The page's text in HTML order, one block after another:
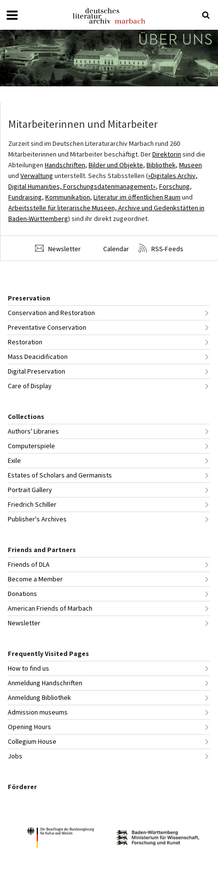
Deutsches
Literaturarchiv
Marbach
Mitarbeiterinnen und Mitarbeiter
Zurzeit sind im Deutschen Literaturarchiv Marbach rund 260
Mitarbeiterinnen und Mitarbeiter beschäftigt. DerDirektorin sind die
Abteilungen Handschriften, Bilder und Objekte, Bibliothek, Museen
und Verwaltung unterstellt. Sechs Stabsstellen (»Digitales Archiv,
Digital Humanities, Forschungsdatenmanagement«, Forschung,
Fundraising, Kommunikation, Literatur im öffentlichen Raum und
Arbeitsstelle für literarische Museen, Archive und Gedenkstätten in
Baden-Württemberg) sind ihr direkt zugeordnet.
Newsletter Calendar RSS-Feeds
Preservation
Conservation and Restoration
Preventative Conservation
Restoration
Mass Deacidification
Digital Preservation
Care of Display
Collections
Authors' Libraries
Computerspiele
Exile
Estates of Scholars and Germanists
Portrait Gallery
Friedrich Schiller
Publisher's Archives
Friends and Partners
Friends of DLA
Become a Member
Donations
American Friends of Marbach
Newsletter
Frequently Visited Pages
How to find us
Anmeldung Handschriften
Anmeldung Bibliothek
Admission museums
Opening Hours
Collegium House
Jobs
Förderer